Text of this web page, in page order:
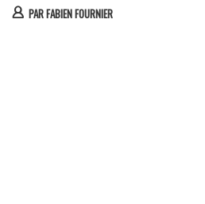
PARFABIEN FOURNIER